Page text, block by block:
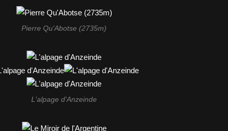
Pierre Qu'Abotse (2735m)
L'alpage d'Anzeinde